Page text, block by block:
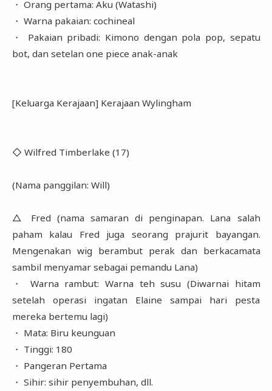
・ Orang pertama: Aku (Watashi)
・ Warna pakaian: cochineal
・ Pakaian pribadi: Kimono dengan pola pop, sepatu
bot, dan setelan one piece anak-anak
[Keluarga Kerajaan] Kerajaan Wylingham
◇ Wilfred Timberlake (17)
(Nama panggilan: Will)
△ Fred (nama samaran di penginapan. Lana salah
paham kalau Fred juga seorang prajurit bayangan.
Mengenakan wig berambut perak dan berkacamata
sambil menyamar sebagai pemandu Lana)
・ Warna rambut: Warna teh susu (Diwarnai hitam
setelah operasi ingatan Elaine sampai hari pesta
mereka bertemu lagi)
・ Mata: Biru keunguan
・ Tinggi: 180
・ Pangeran Pertama
・ Sihir: sihir penyembuhan, dll.